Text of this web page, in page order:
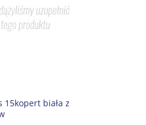
biała z